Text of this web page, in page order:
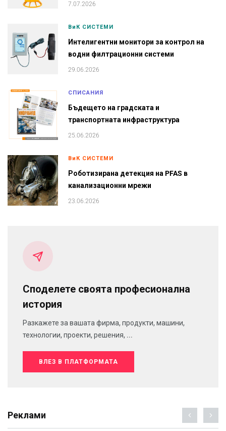
7.07.2026
ВиК СИСТЕМИ
Интелигентни монитори за контрол на
водни филтрационни системи
29.06.2026
СПИСАНИЯ
Бъдещето на градската и
транспортната инфраструктура
25.06.2026
ВиК СИСТЕМИ
Роботизирана детекция на PFAS в
канализационни мрежи
23.06.2026
Споделете своята професионална
история
Разкажете за вашата фирма, продукти, машини,
технологии, проекти, решения, ...
ВЛЕЗ В ПЛАТФОРМАТА
Реклами